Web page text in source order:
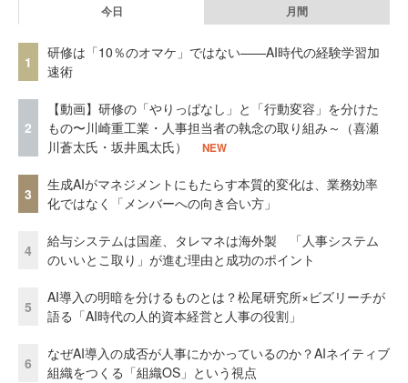
今日 月間
1
研修は「10％のオマケ」ではない——AI時代の経験学習加
速術
2
【動画】研修の「やりっぱなし」と「行動変容」を分けた
もの〜川崎重工業・人事担当者の執念の取り組み～（喜瀬
川蒼太氏・坂井風太氏）
NEW
3
生成AIがマネジメントにもたらす本質的変化は、業務効率
化ではなく「メンバーへの向き合い方」
4
給与システムは国産、タレマネは海外製 「人事システム
のいいとこ取り」が進む理由と成功のポイント
5
AI導入の明暗を分けるものとは？松尾研究所×ビズリーチが
語る「AI時代の人的資本経営と人事の役割」
6
なぜAI導入の成否が人事にかかっているのか？AIネイティブ
組織をつくる「組織OS」という視点